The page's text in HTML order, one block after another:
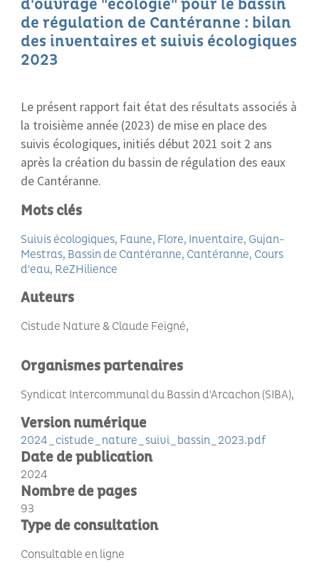
d'ouvrage "écologie" pour le bassin
de régulation de Cantéranne : bilan
des inventaires et suivis écologiques
2023
Le présent rapport fait état des résultats associés à
la troisième année (2023) de mise en place des
suivis écologiques, initiés début 2021 soit 2 ans
après la création du bassin de régulation des eaux
de Cantéranne.
Mots clés
Suivis écologiques Faune Flore Inventaire Gujan-
Mestras Bassin de Cantéranne Cantéranne Cours
d'eau ReZHilience
Auteurs
Cistude Nature & Claude Feigné
Organismes partenaires
Syndicat Intercommunal du Bassin d'Arcachon (SIBA)
Version numérique
2024_cistude_nature_suivi_bassin_2023.pdf
Date de publication
2024
Nombre de pages
93
Type de consultation
Consultable en ligne